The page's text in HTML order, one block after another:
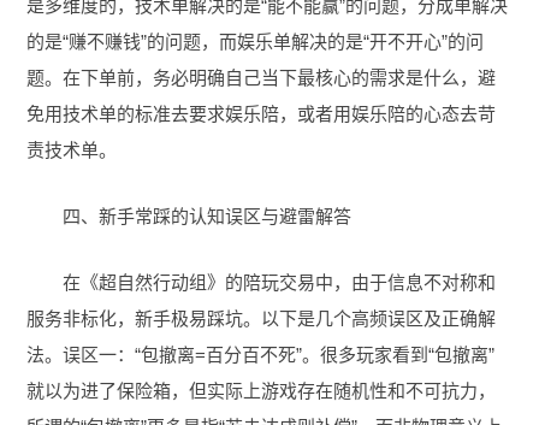
是多维度的，技术单解决的是“能不能赢”的问题，分成单解决
的是“赚不赚钱”的问题，而娱乐单解决的是“开不开心”的问
题。在下单前，务必明确自己当下最核心的需求是什么，避
免用技术单的标准去要求娱乐陪，或者用娱乐陪的心态去苛
责技术单。
四、新手常踩的认知误区与避雷解答
在《超自然行动组》的陪玩交易中，由于信息不对称和
服务非标化，新手极易踩坑。以下是几个高频误区及正确解
法。误区一：“包撤离=百分百不死”。很多玩家看到“包撤离”
就以为进了保险箱，但实际上游戏存在随机性和不可抗力，